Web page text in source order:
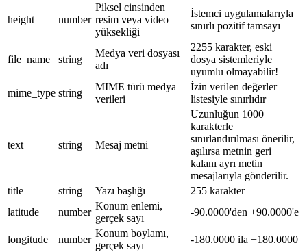
height number
Piksel cinsinden
resim veya video
yüksekliği
İstemci uygulamalarıyla
sınırlı pozitif tamsayı
file_name string
Medya veri dosyası
adı
2255 karakter, eski
dosya sistemleriyle
uyumlu olmayabilir!
mime_type string
MIME türü medya
verileri
İzin verilen değerler
listesiyle sınırlıdır
text string Mesaj metni
Uzunluğun 1000
karakterle
sınırlandırılması önerilir,
aşılırsa metnin geri
kalanı ayrı metin
mesajlarıyla gönderilir.
title
string Yazı başlığı
255 karakter
latitude
number
Konum enlemi,
gerçek sayı
-90.0000'den +90.0000'e
longitude number
Konum boylamı,
gerçek sayı
-180.0000 ila +180.0000